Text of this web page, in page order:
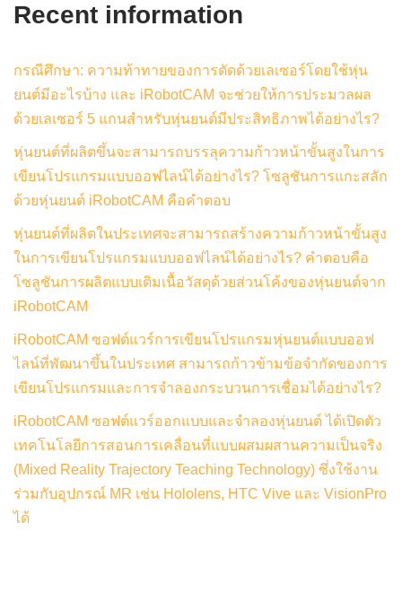
Recent information
กรณีศึกษา: ความท้าทายของการตัดด้วยเลเซอร์โดยใช้หุ่น
ยนต์มีอะไรบ้าง และ iRobotCAM จะช่วยให้การประมวลผล
ด้วยเลเซอร์ 5 แกนสำหรับหุ่นยนต์มีประสิทธิภาพได้อย่างไร?
หุ่นยนต์ที่ผลิตขึ้นจะสามารถบรรลุความก้าวหน้าขั้นสูงในการ
เขียนโปรแกรมแบบออฟไลน์ได้อย่างไร? โซลูชันการแกะสลัก
ด้วยหุ่นยนต์ iRobotCAM คือคำตอบ
หุ่นยนต์ที่ผลิตในประเทศจะสามารถสร้างความก้าวหน้าขั้นสูง
ในการเขียนโปรแกรมแบบออฟไลน์ได้อย่างไร? คำตอบคือ
โซลูชันการผลิตแบบเติมเนื้อวัสดุด้วยส่วนโค้งของหุ่นยนต์จาก
iRobotCAM
iRobotCAM ซอฟต์แวร์การเขียนโปรแกรมหุ่นยนต์แบบออฟ
ไลน์ที่พัฒนาขึ้นในประเทศ สามารถก้าวข้ามข้อจำกัดของการ
เขียนโปรแกรมและการจำลองกระบวนการเชื่อมได้อย่างไร?
iRobotCAM ซอฟต์แวร์ออกแบบและจำลองหุ่นยนต์ ได้เปิดตัว
เทคโนโลยีการสอนการเคลื่อนที่แบบผสมผสานความเป็นจริง
(Mixed Reality Trajectory Teaching Technology) ซึ่งใช้งาน
ร่วมกับอุปกรณ์ MR เช่น Hololens, HTC Vive และ VisionPro
ได้